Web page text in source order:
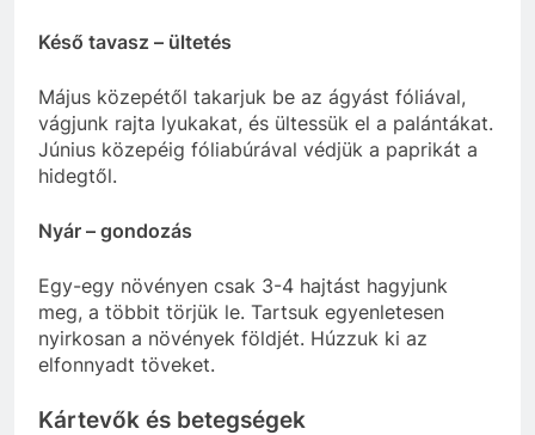
Késő tavasz – ültetés
Május közepétől takarjuk be az ágyást fóliával,
vágjunk rajta lyukakat, és ültessük el a palántákat.
Június közepéig fóliabúrával védjük a paprikát a
hidegtől.
Nyár – gondozás
Egy-egy növényen csak 3-4 hajtást hagyjunk
meg, a többit törjük le. Tartsuk egyenletesen
nyirkosan a növények földjét. Húzzuk ki az
elfonnyadt töveket.
Kártevők és betegségek